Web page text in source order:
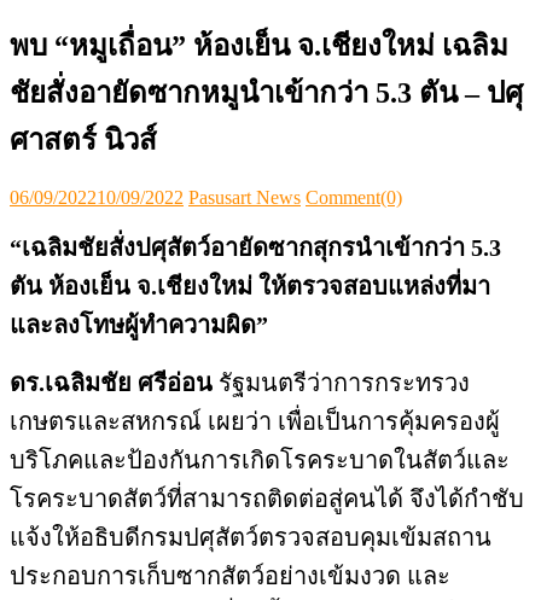
พบ “หมูเถื่อน” ห้องเย็น จ.เชียงใหม่ เฉลิม
ชัยสั่งอายัดซากหมูนำเข้ากว่า 5.3 ตัน – ปศุ
ศาสตร์ นิวส์
Posted
06/09/202210/09/2022 Author
Pasusart News Comment(0)
“เฉลิมชัยสั่งปศุสัตว์อายัดซากสุกรนำเข้ากว่า 5.3
ตัน ห้องเย็น จ.เชียงใหม่ ให้ตรวจสอบแหล่งที่มา
และลงโทษผู้ทำความผิด”
ดร.เฉลิมชัย ศรีอ่อน รัฐมนตรีว่าการกระทรวง
เกษตรและสหกรณ์ เผยว่า เพื่อเป็นการคุ้มครองผู้
บริโภคและป้องกันการเกิดโรคระบาดในสัตว์และ
โรคระบาดสัตว์ที่สามารถติดต่อสู่คนได้ จึงได้กำชับ
แจ้งให้อธิบดีกรมปศุสัตว์ตรวจสอบคุมเข้มสถาน
ประกอบการเก็บซากสัตว์อย่างเข้มงวด และ